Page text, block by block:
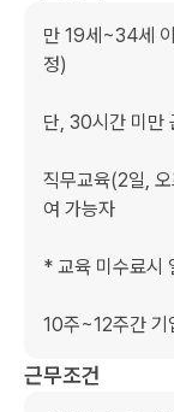
만 19세~34세
정)
단, 30시간 미만
직무교육(2일,
여 가능자
* 교육 미수료시
10주~12주간 기
근무조건